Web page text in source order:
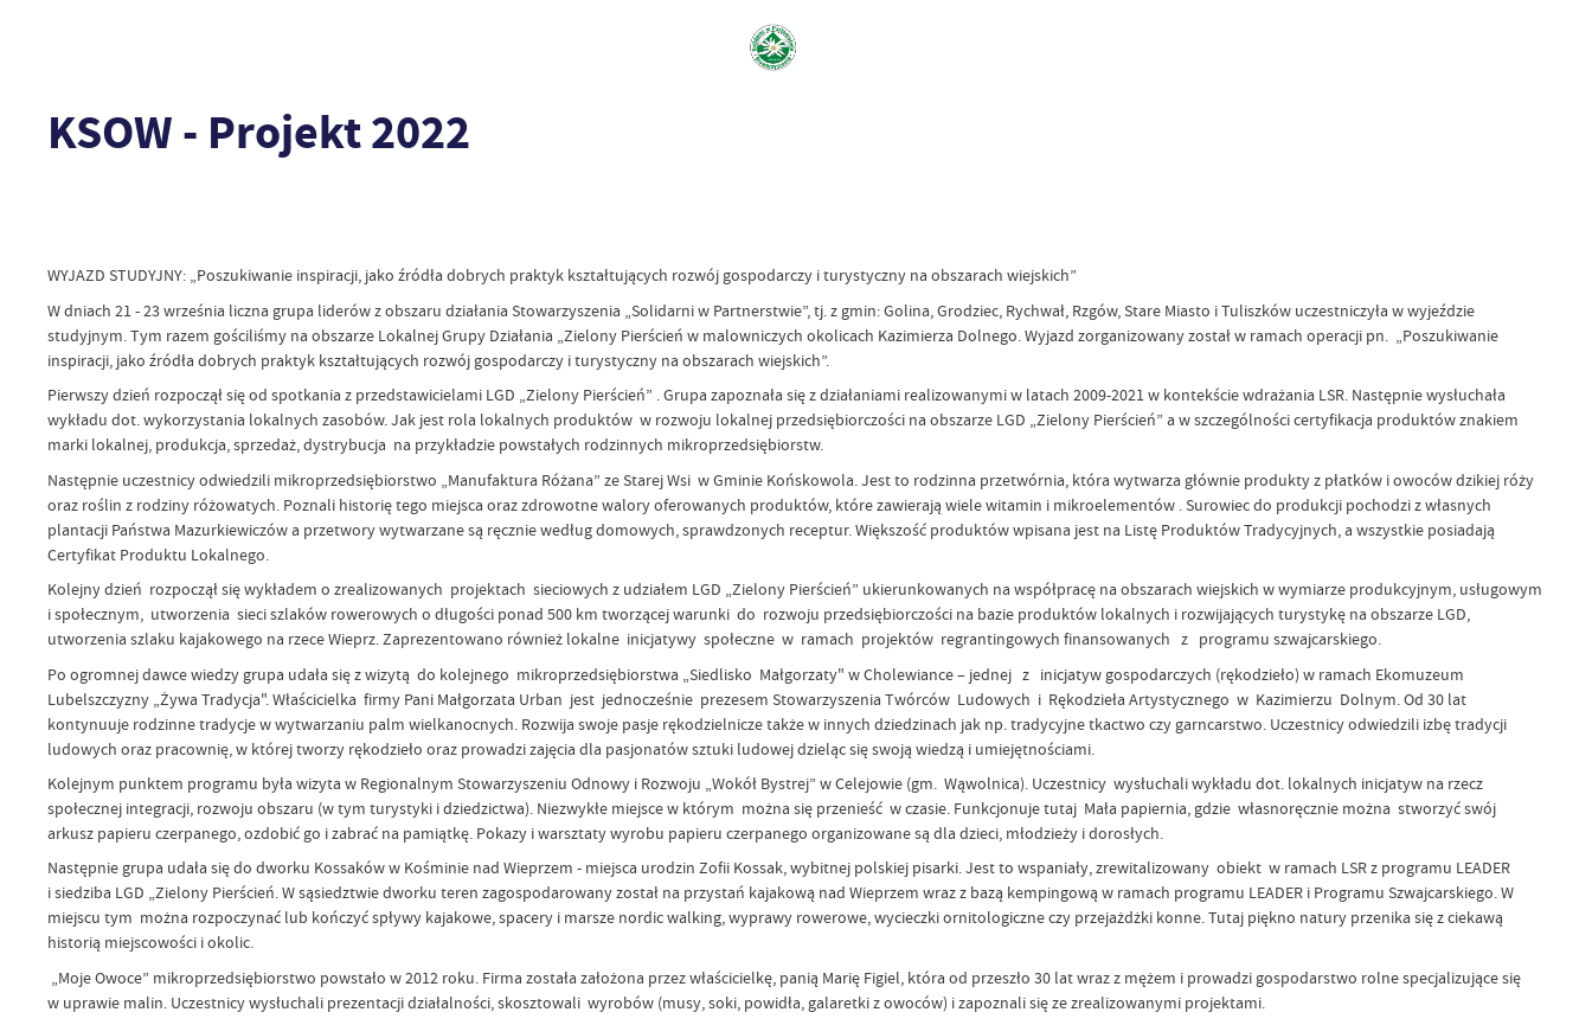
KSOW - Projekt 2022
WYJAZD STUDYJNY: „Poszukiwanie inspiracji, jako źródła dobrych praktyk kształtujących rozwój gospodarczy i turystyczny na obszarach wiejskich”
W dniach 21 - 23 września liczna grupa liderów z obszaru działania Stowarzyszenia „Solidarni w Partnerstwie”, tj. z gmin: Golina, Grodziec, Rychwał, Rzgów, Stare Miasto i Tuliszków uczestniczyła w wyjeździe
studyjnym. Tym razem gościliśmy na obszarze Lokalnej Grupy Działania „Zielony Pierścień w malowniczych okolicach Kazimierza Dolnego. Wyjazd zorganizowany został w ramach operacji pn. „Poszukiwanie
inspiracji, jako źródła dobrych praktyk kształtujących rozwój gospodarczy i turystyczny na obszarach wiejskich”.
Pierwszy dzień rozpoczął się od spotkania z przedstawicielami LGD „Zielony Pierścień” . Grupa zapoznała się z działaniami realizowanymi w latach 2009-2021 w kontekście wdrażania LSR. Następnie wysłuchała
wykładu dot. wykorzystania lokalnych zasobów. Jak jest rola lokalnych produktów w rozwoju lokalnej przedsiębiorczości na obszarze LGD „Zielony Pierścień” a w szczególności certyfikacja produktów znakiem
marki lokalnej, produkcja, sprzedaż, dystrybucja na przykładzie powstałych rodzinnych mikroprzedsiębiorstw.
Następnie uczestnicy odwiedzili mikroprzedsiębiorstwo „Manufaktura Różana” ze Starej Wsi w Gminie Końskowola. Jest to rodzinna przetwórnia, która wytwarza głównie produkty z płatków i owoców dzikiej róży
oraz roślin z rodziny różowatych. Poznali historię tego miejsca oraz zdrowotne walory oferowanych produktów, które zawierają wiele witamin i mikroelementów . Surowiec do produkcji pochodzi z własnych
plantacji Państwa Mazurkiewiczów a przetwory wytwarzane są ręcznie według domowych, sprawdzonych receptur. Większość produktów wpisana jest na Listę Produktów Tradycyjnych, a wszystkie posiadają
Certyfikat Produktu Lokalnego.
Kolejny dzień rozpoczął się wykładem o zrealizowanych projektach sieciowych z udziałem LGD „Zielony Pierścień” ukierunkowanych na współpracę na obszarach wiejskich w wymiarze produkcyjnym, usługowym
i społecznym, utworzenia sieci szlaków rowerowych o długości ponad 500 km tworzącej warunki do rozwoju przedsiębiorczości na bazie produktów lokalnych i rozwijających turystykę na obszarze LGD,
utworzenia szlaku kajakowego na rzece Wieprz. Zaprezentowano również lokalne inicjatywy społeczne w ramach projektów regrantingowych finansowanych z programu szwajcarskiego.
Po ogromnej dawce wiedzy grupa udała się z wizytą do kolejnego mikroprzedsiębiorstwa „Siedlisko Małgorzaty" w Cholewiance – jednej z inicjatyw gospodarczych (rękodzieło) w ramach Ekomuzeum
Lubelszczyzny „Żywa Tradycja". Właścicielka firmy Pani Małgorzata Urban jest jednocześnie prezesem Stowarzyszenia Twórców Ludowych i Rękodzieła Artystycznego w Kazimierzu Dolnym. Od 30 lat
kontynuuje rodzinne tradycje w wytwarzaniu palm wielkanocnych. Rozwija swoje pasje rękodzielnicze także w innych dziedzinach jak np. tradycyjne tkactwo czy garncarstwo. Uczestnicy odwiedzili izbę tradycji
ludowych oraz pracownię, w której tworzy rękodzieło oraz prowadzi zajęcia dla pasjonatów sztuki ludowej dzieląc się swoją wiedzą i umiejętnościami.
Kolejnym punktem programu była wizyta w Regionalnym Stowarzyszeniu Odnowy i Rozwoju „Wokół Bystrej” w Celejowie (gm. Wąwolnica). Uczestnicy wysłuchali wykładu dot. lokalnych inicjatyw na rzecz
społecznej integracji, rozwoju obszaru (w tym turystyki i dziedzictwa). Niezwykłe miejsce w którym można się przenieść w czasie. Funkcjonuje tutaj Mała papiernia, gdzie własnoręcznie można stworzyć swój
arkusz papieru czerpanego, ozdobić go i zabrać na pamiątkę. Pokazy i warsztaty wyrobu papieru czerpanego organizowane są dla dzieci, młodzieży i dorosłych.
Następnie grupa udała się do dworku Kossaków w Kośminie nad Wieprzem - miejsca urodzin Zofii Kossak, wybitnej polskiej pisarki. Jest to wspaniały, zrewitalizowany obiekt w ramach LSR z programu LEADER
i siedziba LGD „Zielony Pierścień. W sąsiedztwie dworku teren zagospodarowany został na przystań kajakową nad Wieprzem wraz z bazą kempingową w ramach programu LEADER i Programu Szwajcarskiego. W
miejscu tym można rozpoczynać lub kończyć spływy kajakowe, spacery i marsze nordic walking, wyprawy rowerowe, wycieczki ornitologiczne czy przejażdżki konne. Tutaj piękno natury przenika się z ciekawą
historią miejscowości i okolic.
„Moje Owoce” mikroprzedsiębiorstwo powstało w 2012 roku. Firma została założona przez właścicielkę, panią Marię Figiel, która od przeszło 30 lat wraz z mężem i prowadzi gospodarstwo rolne specjalizujące się
w uprawie malin. Uczestnicy wysłuchali prezentacji działalności, skosztowali wyrobów (musy, soki, powidła, galaretki z owoców) i zapoznali się ze zrealizowanymi projektami.